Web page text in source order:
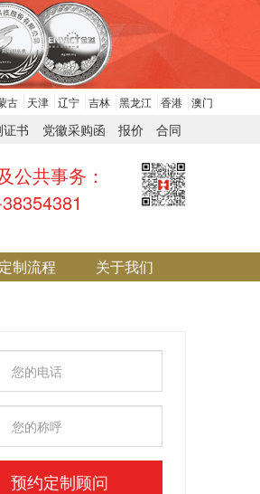
古 天津 辽宁 吉林 黑龙江 香港 澳门
党徽采购函 报价 合同
书
公共事务：
定制流程 关于我们
预约定制顾问